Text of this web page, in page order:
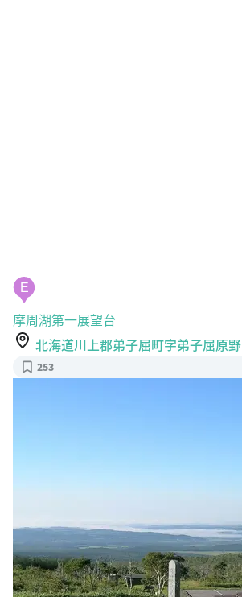
E
摩周湖第一展望台
北海道川上郡弟子屈町字弟子屈原野
253